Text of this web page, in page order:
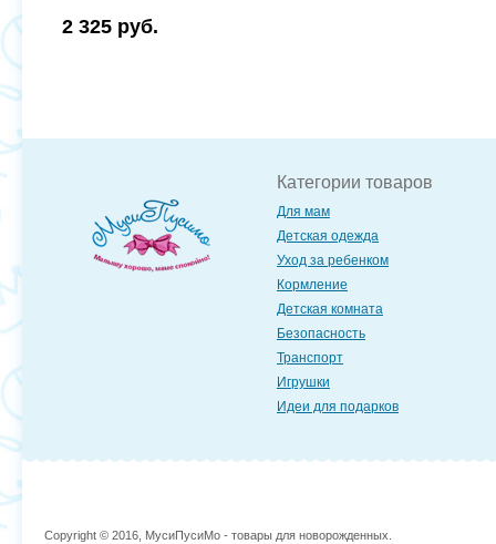
2 325 руб.
Категории товаров
Для мам
Детская одежда
Уход за ребенком
Кормление
Детская комната
Безопасность
Транспорт
Игрушки
Идеи для подарков
Copyright © 2016, МусиПусиМо - товары для новорожденных.